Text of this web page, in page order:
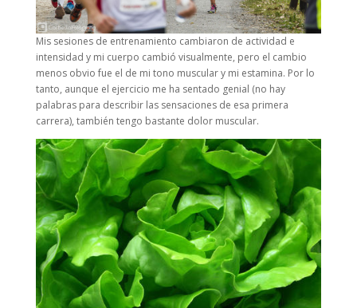
Mis sesiones de entrenamiento cambiaron de actividad e
intensidad y mi cuerpo cambió visualmente, pero el cambio
menos obvio fue el de mi tono muscular y mi estamina. Por lo
tanto, aunque el ejercicio me ha sentado genial (no hay
palabras para describir las sensaciones de esa primera
carrera), también tengo bastante dolor muscular.